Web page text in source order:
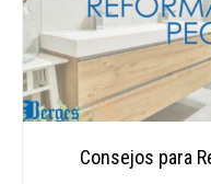
Consejos para